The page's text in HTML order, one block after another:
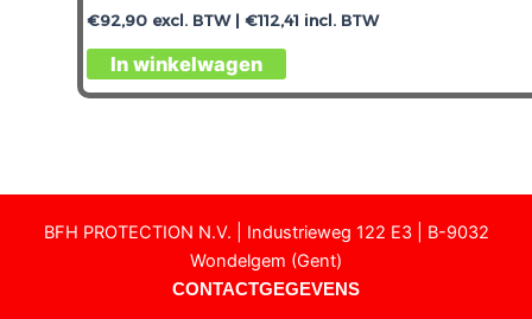
€92,90 excl. BTW | €112,41 incl. BTW
In winkelwagen
BFH PROTECTION N.V. | Industrieweg 122 E3 | B-9032
Wondelgem (Gent)
CONTACTGEGEVENS